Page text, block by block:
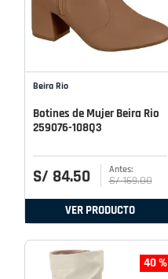
Beira Rio
Botines de Mujer Beira Rio
259076-108Q3
S/ 84.50 S/ 169.00
VER PRODUCTO
40 %